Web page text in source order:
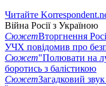
Читайте
Війна Росії з Україною
СюжетВторгнення
УЧХ повідомив про
Сюжет"Полювати на
боротись з балістикою
СюжетЗагадковий